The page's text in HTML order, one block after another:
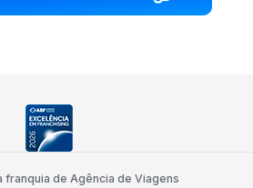
franquia de Agência de Viagens